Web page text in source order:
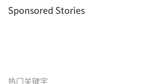
Sponsored Stories
热门关键字